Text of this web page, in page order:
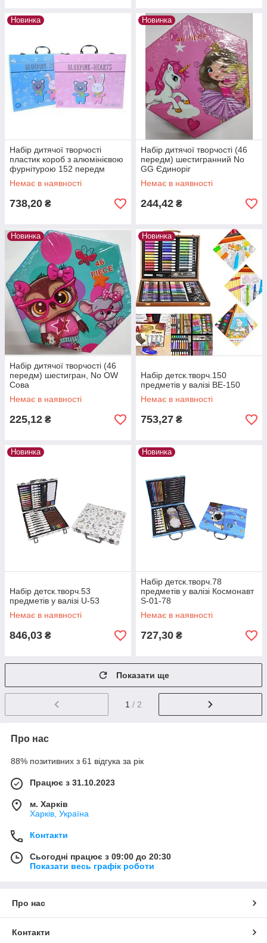
Новинка
Набір дитячої творчості
пластик короб з алюмінієвою
фурнітурою 152 передм
KBK691
Немає в наявності
738,20 ₴
Новинка
Набір дитячої творчості (46
передм) шестигранний No
GG Єдиноріг
Немає в наявності
244,42 ₴
Новинка
Набір дитячої творчості (46
передм) шестигран, No OW
Сова
Немає в наявності
225,12 ₴
Новинка
Набір детск.творч.150
предметів у валізі BE-150
Немає в наявності
753,27 ₴
Новинка
Набір детск.творч.53
предметів у валізі U-53
Немає в наявності
846,03 ₴
Новинка
Набір детск.творч.78
предметів у валізі Космонавт
S-01-78
Немає в наявності
727,30 ₴
Показати ще
1 / 2
Про нас
88% позитивних з 61 відгука за рік
Працює з 31.10.2023
м. Харків
Харків, Україна
Контакти
Сьогодні працює з 09:00 до 20:30
Показати весь графік роботи
Про нас
Контакти